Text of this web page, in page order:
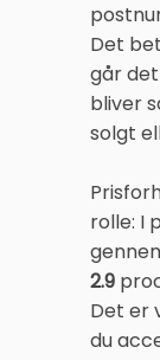
Det
går
bliver
solgt
rolle: I
2.9
Det er
du